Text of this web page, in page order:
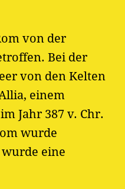
von der
Bei der
von den Kelten
einem
Jahr 387 v. Chr.
wurde
eine